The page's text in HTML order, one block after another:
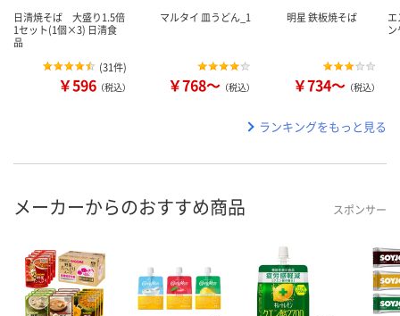
日清焼そば 大盛り1.5倍
1セット(1個×3) 日清食
品
(31件)
￥596 （税込）
マルタイ 皿うどん_1
￥768～ （税込）
明星 鉄板焼そば
￥734～ （税込）
ランキングをもっと見る
メーカーからのおすすめ商品 スポンサー